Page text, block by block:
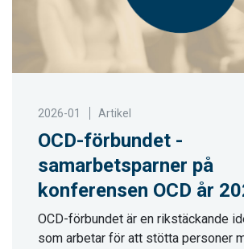
2026-01 Artikel
OCD-förbundet -
samarbetsparner på
konferensen OCD år
OCD-förbundet är en rikstäckande
som arbetar för att stötta personer